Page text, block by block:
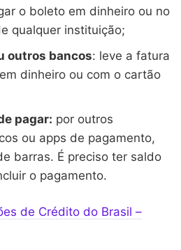
o boleto em dinheiro ou no
qualquer instituição;
outros bancos: leve a fatura
dinheiro ou com o cartão
pagar: por outros
ou apps de pagamento,
barras. É preciso ter saldo
o pagamento.
de Crédito do Brasil –